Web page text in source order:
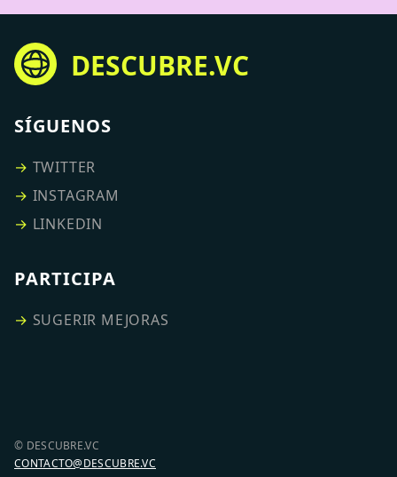
DESCUBRE.VC
SÍGUENOS
→ TWITTER
→ INSTAGRAM
→ LINKEDIN
PARTICIPA
→ SUGERIR MEJORAS
© DESCUBRE.VC
CONTACTO@DESCUBRE.VC